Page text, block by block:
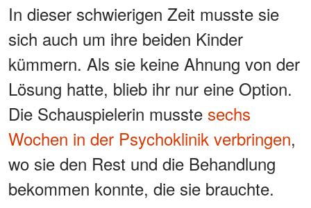
In dieser schwierigen Zeit musste sie
sich auch um ihre beiden Kinder
kümmern. Als sie keine Ahnung von der
Lösung hatte, blieb ihr nur eine Option.
Die Schauspielerin musste sechs
Wochen in der Psychoklinik verbringen,
wo sie den Rest und die Behandlung
bekommen konnte, die sie brauchte.